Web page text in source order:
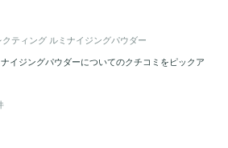
クティング ルミナイジングパウダー
イジングパウダーについてのクチコミをピックア